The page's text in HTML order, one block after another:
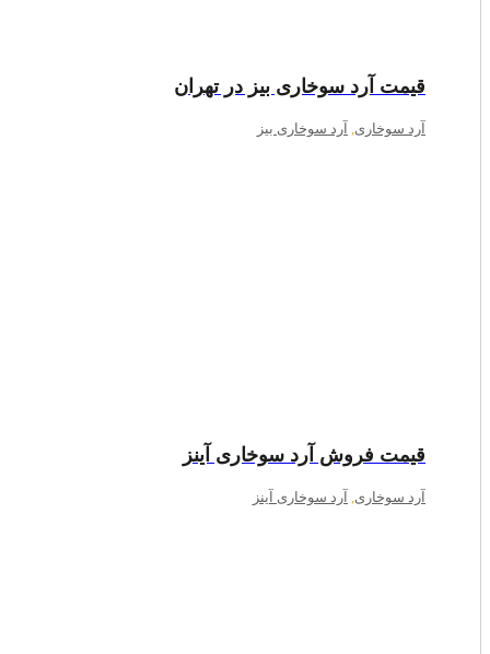
قیمت آرد سوخاری بیز در تهران
آرد سوخاری آرد سوخاری بیز
قیمت فروش آرد سوخاری آینز
آرد سوخاری آرد سوخاری آینز